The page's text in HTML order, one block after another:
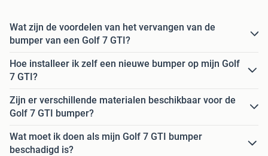
Wat zijn de voordelen van het vervangen van de
bumper van een Golf 7 GTI?
Hoe installeer ik zelf een nieuwe bumper op mijn Golf
7 GTI?
Zijn er verschillende materialen beschikbaar voor de
Golf 7 GTI bumper?
Wat moet ik doen als mijn Golf 7 GTI bumper
beschadigd is?